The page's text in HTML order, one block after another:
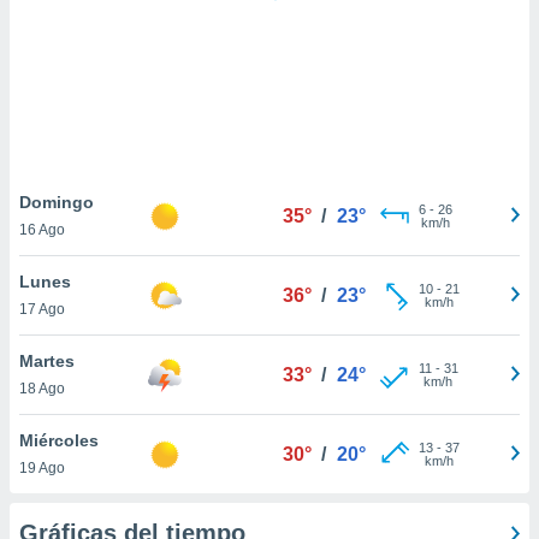
únicos
similares
como
IP
posible
traten tus
en
Para
Domingo
16 Ago
35° / 23° 6- 26
km/h
Lunes
17 Ago
36° / 23° 10- 21
km/h
Martes
18 Ago
33° / 24° 11 - 31
km/h
Miércoles
19 Ago
30° / 20° 13- 37
km/h
Gráficas del tiempo